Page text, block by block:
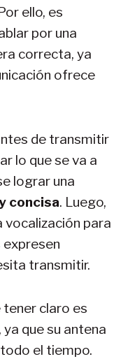
ello, es
por una
correcta, ya
ofrece
de transmitir
lo que se va a
lograr una
concisa. Luego,
vocalización para
expresen
transmitir.
tener claro es
que su antena
el tiempo.